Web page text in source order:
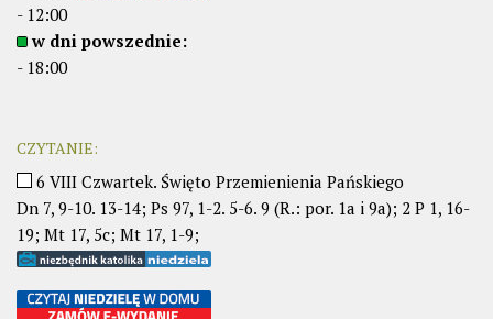
- 12:00
w dni powszednie:
- 18:00
CZYTANIE:
6 VIII Czwartek. Święto Przemienienia Pańskiego
Dn 7, 9-10. 13-14; Ps 97, 1-2. 5-6. 9 (R.: por. 1a i 9a); 2 P 1, 16-
19; Mt 17, 5c; Mt 17, 1-9;